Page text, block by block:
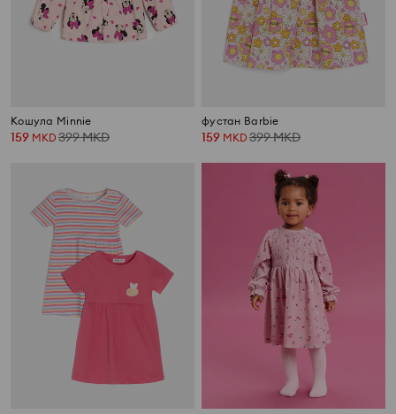
Kошула Minnie
159 MKD 399MKD
фустан Barbie
159 MKD 399MKD